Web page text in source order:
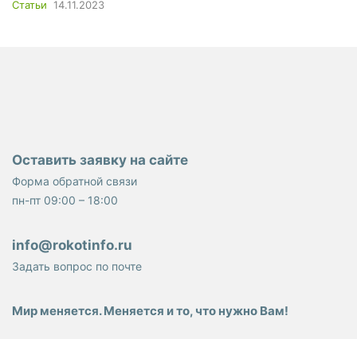
Статьи 14.11.2023
Оставить заявку на сайте
Форма обратной связи
пн-пт 09:00 – 18:00
info@rokotinfo.ru
Задать вопрос по почте
Мир меняется. Меняется и то, что нужно Вам!